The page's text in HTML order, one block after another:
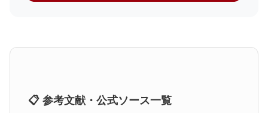
📋 参考文献・公式ソース一覧